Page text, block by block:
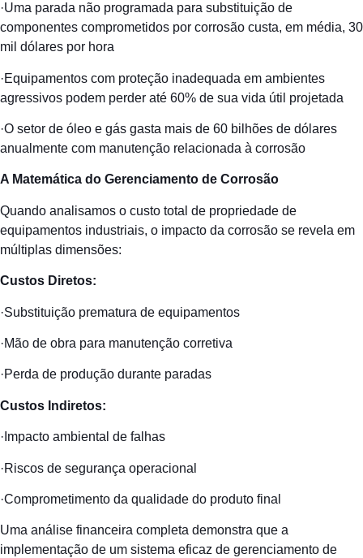
·Uma parada não programada para substituição de
componentes comprometidos por corrosão custa, em média, 30
mil dólares por hora
·Equipamentos com proteção inadequada em ambientes
agressivos podem perder até 60% de sua vida útil projetada
·O setor de óleo e gás gasta mais de 60 bilhões de dólares
anualmente com manutenção relacionada à corrosão
A Matemática do Gerenciamento de Corrosão
Quando analisamos o custo total de propriedade de
equipamentos industriais, o impacto da corrosão se revela em
múltiplas dimensões:
Custos Diretos:
·Substituição prematura de equipamentos
·Mão de obra para manutenção corretiva
·Perda de produção durante paradas
Custos Indiretos:
·Impacto ambiental de falhas
·Riscos de segurança operacional
·Comprometimento da qualidade do produto final
Uma análise financeira completa demonstra que a
implementação de um sistema eficaz de gerenciamento de